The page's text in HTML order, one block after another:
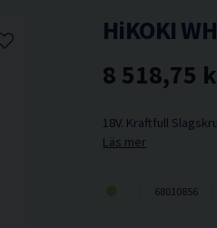
HiKOKI
8 518,75
18V. Kraftfull
Läs mer
68010856